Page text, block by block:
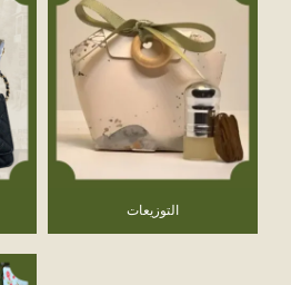
التوزيعات